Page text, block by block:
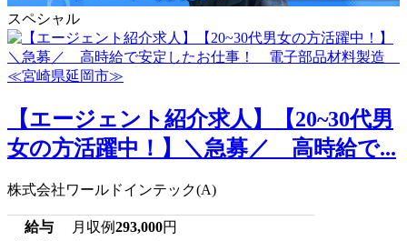
スペシャル
【エージェント紹介求人】【20~30代男
女の方活躍中！】＼急募／ 高時給で...
株式会社ワールドインテック(A)
給与 月収例293,000円